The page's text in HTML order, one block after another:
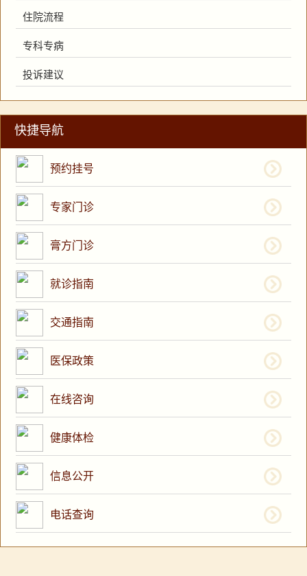
住院流程
专科专病
投诉建议
快捷导航
预约挂号
专家门诊
膏方门诊
就诊指南
交通指南
医保政策
在线咨询
健康体检
信息公开
电话查询